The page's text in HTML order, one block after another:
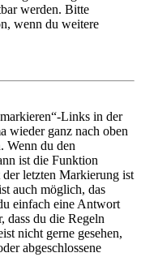
werden. Bitte
wenn du weitere
Links in der
wieder ganz nach oben
Wenn du den
ist die Funktion
letzten Markierung ist
auch möglich, das
einfach eine Antwort
dass du die Regeln
nicht gerne gesehen,
abgeschlossene